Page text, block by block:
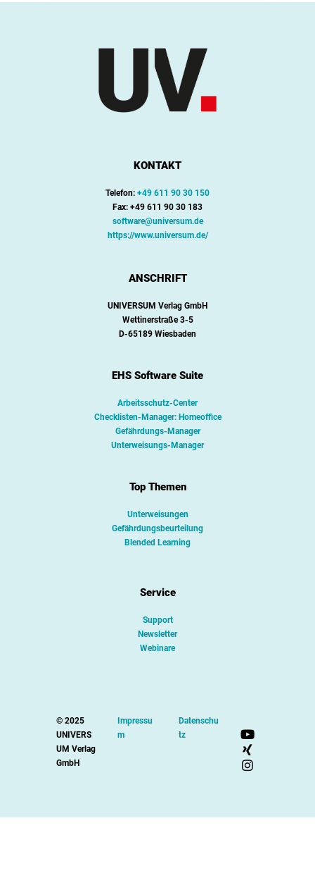
KONTAKT
Telefon: +49 611 90 30 150
Fax: +49 611 90 30 183
software@universum.de
https://www.universum.de/
ANSCHRIFT
UNIVERSUM Verlag GmbH
Wettinerstraße 3-5
D-65189 Wiesbaden
EHS Software Suite
Arbeitsschutz-Center
Checklisten-Manager: Homeoffice
Gefährdungs-Manager
Unterweisungs-Manager
Top Themen
Unterweisungen
Gefährdungsbeurteilung
Blended Learning
Service
Support
Newsletter
Webinare
© 2025
UNIVERS
UM Verlag
GmbH
Impressu
m
Datenschu
tz